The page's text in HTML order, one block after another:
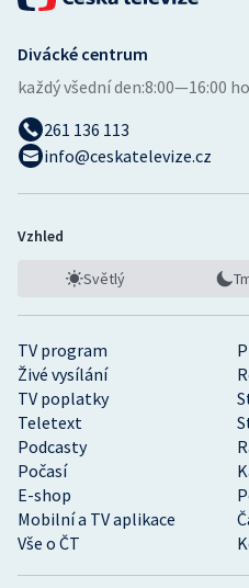
TV program
Živé vysílání
TV poplatky
Teletext
Podcasty
Počasí
E-shop
Mobilní a TV aplikace
Vše o ČT
Divácké centrum
každý všední den:8:00—16:00
261 136 113
info@ceskatelevize.cz
Vzhled
Světlý